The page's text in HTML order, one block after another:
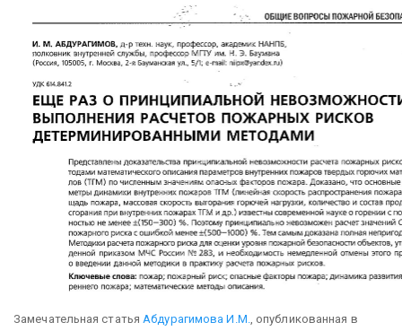
Замечательная статья Абдурагимова И.М.
, опубликованная в